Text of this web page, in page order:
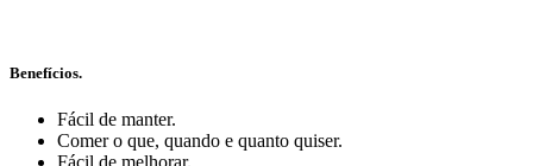
Benefícios.
Fácil de manter.
Comer o que, quando e quanto quiser.